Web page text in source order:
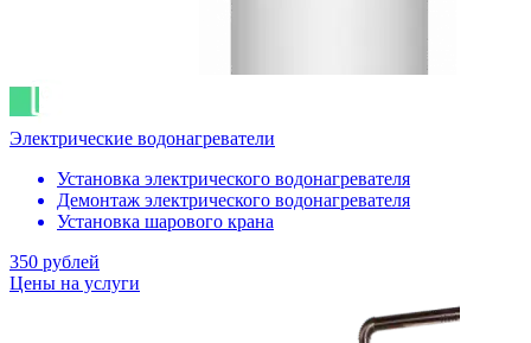
Электрические водонагреватели
Установка электрического водонагревателя
Демонтаж электрического водонагревателя
Установка шарового крана
350 рублей
Цены на услуги